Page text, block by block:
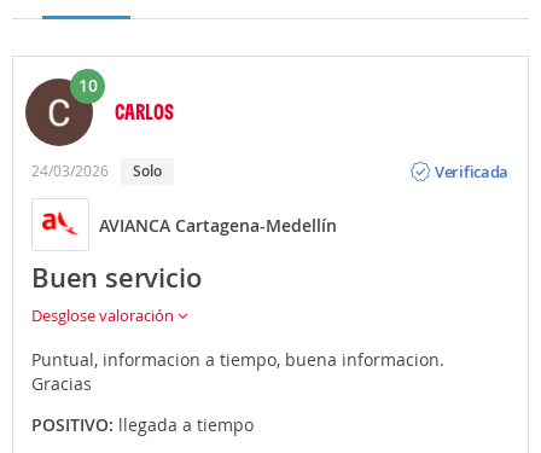
10
CARLOS
24/03/2026 solo
Verificada
AVIANCA Cartagena-Medellín
Buen servicio
Desglose valoración
Puntual, informacion a tiempo, buena informacion.
Gracias
POSITIVO: llegada a tiempo